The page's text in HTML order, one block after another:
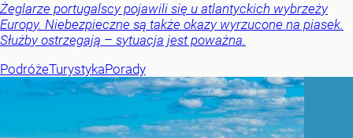
Żeglarze portugalscy pojawili się u atlantyckich wybrzeży
Europy. Niebezpieczne są także okazy wyrzucone na piasek.
Służby ostrzegają – sytuacja jest poważna.
PodróżeTurystykaPorady